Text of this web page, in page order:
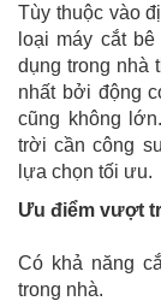
Tùy thuộc vào
loại máy cắt
dụng trong nhà
nhất bởi động
cũng không
trời cần công
lựa chọn tối ưu.
Ưu điểm vượt
Có khả năng
trong nhà.